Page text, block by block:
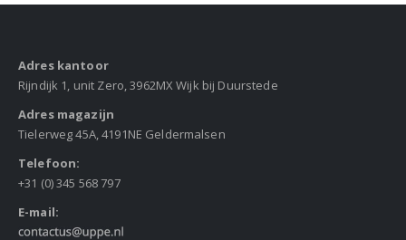
Adres kantoor
Rijndijk 1, unit Zero, 3962MX Wijk bij Duurstede
Adres magazijn
Tielerweg 45A, 4191NE Geldermalsen
Telefoon:
+31 (0) 345 568 797
E-mail: